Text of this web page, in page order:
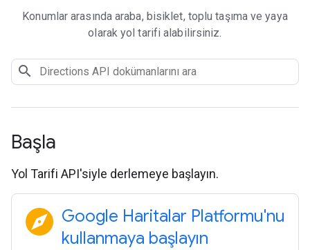
Konumlar arasında araba, bisiklet, toplu taşıma ve yaya
olarak yol tarifi alabilirsiniz.
Başla
Yol Tarifi API'siyle derlemeye başlayın.
explore Google Haritalar Platformu'nu
kullanmaya başlayın